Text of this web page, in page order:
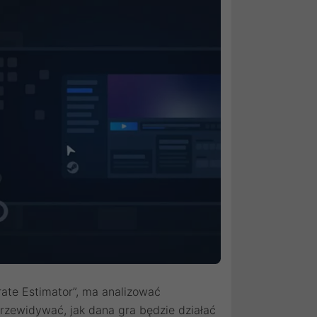
Estimator”, ma analizować
jak dana gra będzie działać